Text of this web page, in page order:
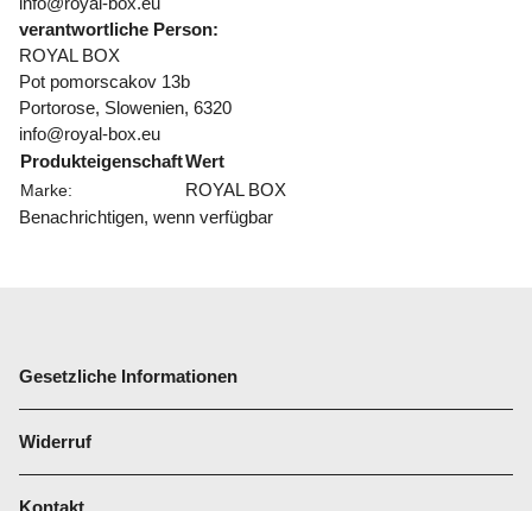
verantwortliche Person:
ROYAL BOX
Pot pomorscakov 13b
Portorose, Slowenien, 6320
info@royal-box.eu
ProdukteigenschaftWert
Marke:
ROYAL BOX
Benachrichtigen, wenn verfügbar
Gesetzliche Informationen
Widerruf
Kontakt